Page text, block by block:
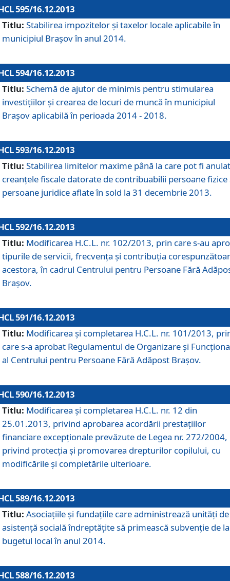
595/16.12.2013
Titlu: Stabilirea impozitelor şi taxelor locale aplicabile în
municipiul Braşov în anul 2014.
594/16.12.2013
Titlu: Schemă de ajutor de minimis pentru stimularea
investiţiilor şi crearea de locuri de muncă în municipiul
Braşov aplicabilă în perioada 2014 - 2018.
593/16.12.2013
Titlu: Stabilirea limitelor maxime până la care pot fi
creanţele fiscale datorate de contribuabilii persoane fizice
persoane juridice aflate în sold la 31 decembrie 2013.
592/16.12.2013
Titlu: Modificarea H.C.L. nr. 102/2013, prin care s-au
tipurile de servicii, frecvenţa şi contribuţia
acestora, în cadrul Centrului pentru Persoane Fără
Braşov.
591/16.12.2013
Titlu: Modificarea şi completarea H.C.L. nr. 101/2013,
care s-a aprobat Regulamentul de Organizare şi
al Centrului pentru Persoane Fără Adăpost Braşov.
590/16.12.2013
Titlu: Modificarea şi completarea H.C.L. nr. 12 din
25.01.2013, privind aprobarea acordării prestaţiilor
financiare excepţionale prevăzute de Legea nr. 272/2004,
privind protecţia şi promovarea drepturilor copilului, cu
modificările şi completările ulterioare.
589/16.12.2013
Titlu: Asociaţiile şi fundaţiile care administrează unităţi de
asistenţă socială îndreptăţite să primească subvenţie de la
bugetul local în anul 2014.
588/16.12.2013